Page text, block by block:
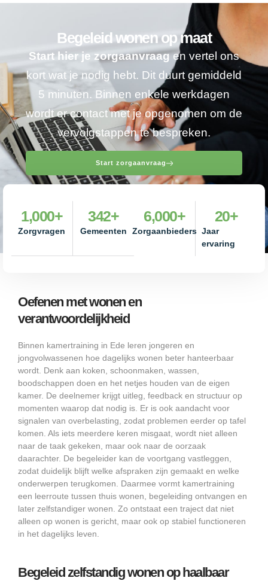
Begeleid wonen op maat
Start hier je zorgaanvraagen vertel ons
kort wat je nodig hebt. Dit duurt gemiddeld
5 minuten. Binnen enkele werkdagen
wordt er contact met je opgenomen om de
vervolgstappen te bespreken.
Start zorgaanvraag
Zorgvragen
1,000+
Gemeenten
342+
Zorgaanbieders
6,000+
Jaar
ervaring
20+
Oefenen met wonen en
verantwoordelijkheid
Binnen kamertraining in Ede leren jongeren en
jongvolwassenen hoe dagelijks wonen beter hanteerbaar
wordt. Denk aan koken, schoonmaken, wassen,
boodschappen doen en het netjes houden van de eigen
kamer. De deelnemer krijgt uitleg, feedback en structuur op
momenten waarop dat nodig is. Er is ook aandacht voor
signalen van overbelasting, zodat problemen eerder op tafel
komen. Als iets meerdere keren misgaat, wordt niet alleen
naar de taak gekeken, maar ook naar de oorzaak
daarachter. De begeleider kan de voortgang vastleggen,
zodat duidelijk blijft welke afspraken zijn gemaakt en welke
onderwerpen terugkomen. Daarmee vormt kamertraining
een leerroute tussen thuis wonen, begeleiding ontvangen en
later zelfstandiger wonen. Zo ontstaat een traject dat niet
alleen op wonen is gericht, maar ook op stabiel functioneren
in het dagelijks leven.
Begeleid zelfstandig wonen op haalbaar